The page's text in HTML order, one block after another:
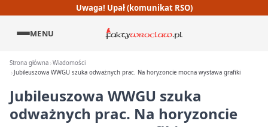
Uwaga! Upał (komunikat RSO)
MENU
Strona główna Wiadomości
Jubileuszowa WWGU szuka odważnych prac. Na horyzoncie mocna wystawa grafiki
Jubileuszowa WWGU szuka
odważnych prac. Na horyzoncie